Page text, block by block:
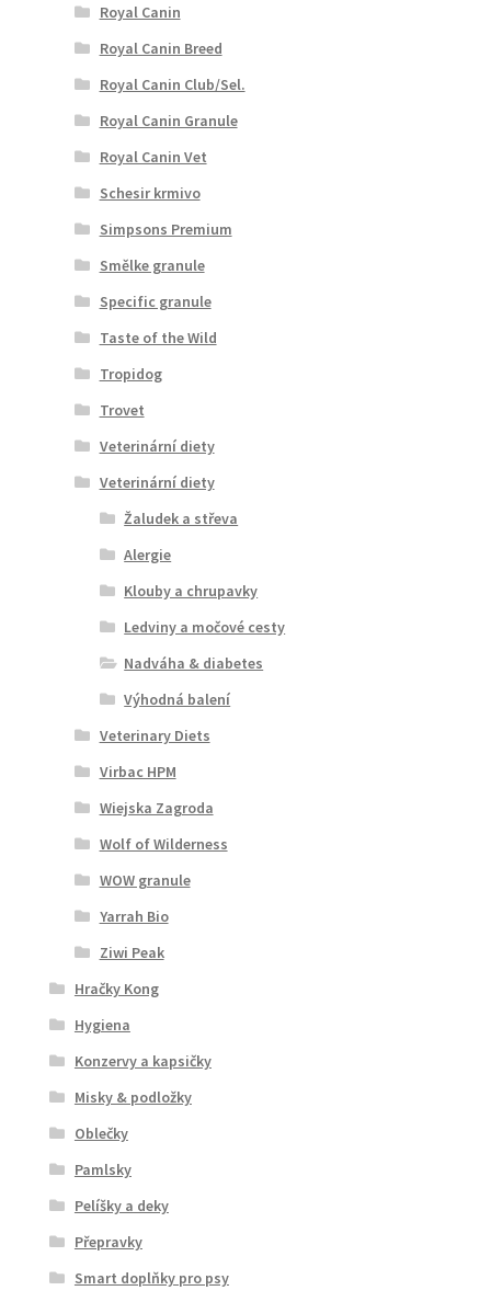
Royal Canin
Royal Canin Breed
Royal Canin Club/Sel.
Royal Canin Granule
Royal Canin Vet
Schesir krmivo
Simpsons Premium
Smělke granule
Specific granule
Taste of the Wild
Tropidog
Trovet
Veterinární diety
Veterinární diety
Žaludek a střeva
Alergie
Klouby a chrupavky
Ledviny a močové cesty
Nadváha & diabetes
Výhodná balení
Veterinary Diets
Virbac HPM
Wiejska Zagroda
Wolf of Wilderness
WOW granule
Yarrah Bio
Ziwi Peak
Hračky Kong
Hygiena
Konzervy a kapsičky
Misky & podložky
Oblečky
Pamlsky
Pelíšky a deky
Přepravky
Smart doplňky pro psy